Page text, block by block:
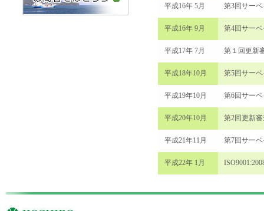
平成16年 5月 第3回サー
平成16年 9月 第4回サー
平成17年 7月 第１回更新
平成18年10月 第5回サー
平成19年10月 第6回サー
平成20年10月 第2回更新
平成21年11月 第7回サー
平成22年 1月